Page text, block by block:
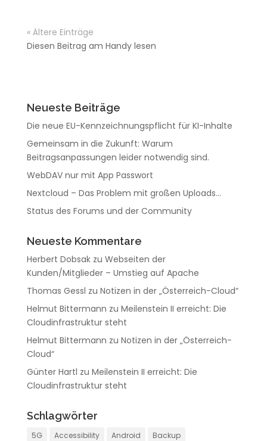
« Ältere Einträge
Diesen Beitrag am Handy lesen
Neueste Beiträge
Die neue EU-Kennzeichnungspflicht für KI-Inhalte
Gemeinsam in die Zukunft: Warum
Beitragsanpassungen leider notwendig sind.
WebDAV nur mit App Passwort
Nextcloud – Das Problem mit großen Uploads…
Status des Forums und der Community
Neueste Kommentare
Herbert Dobsakzu Webseiten der
Kunden/Mitglieder – Umstieg auf Apache
Thomas Gessl zu Notizen in der „Österreich-Cloud“
Helmut Bittermann zu Meilenstein II erreicht: Die
Cloudinfrastruktur steht
Helmut Bittermann zu Notizen in der „Österreich-
Cloud“
Günter Hartl zu Meilenstein II erreicht: Die
Cloudinfrastruktur steht
Schlagwörter
5G Accessibility Android
Backup